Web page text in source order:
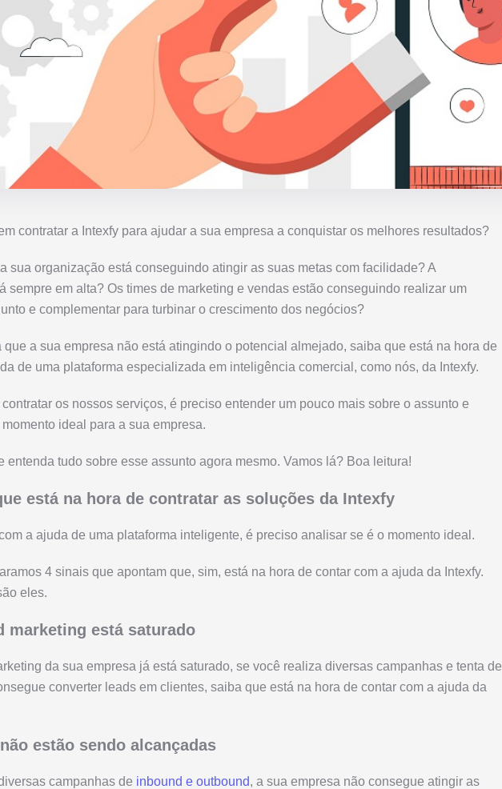
contratar a Intexfy para ajudar a sua empresa a conquistar os melhores resultados?
sua organização está conseguindo atingir as suas metas com facilidade? A
sempre em alta? Os times de marketing e vendas estão conseguindo realizar um
e complementar para turbinar o crescimento dos negócios?
que a sua empresa não está atingindo o potencial almejado, saiba que está na hora de
de uma plataforma especializada em inteligência comercial, como nós, da Intexfy.
contratar os nossos serviços, é preciso entender um pouco mais sobre o assunto e
ideal para a sua empresa.
entenda tudo sobre esse assunto agora mesmo. Vamos lá? Boa leitura!
está na hora de contratar as soluções da Intexfy
a ajuda de uma plataforma inteligente, é preciso analisar se é o momento ideal.
4 sinais que apontam que, sim, está na hora de contar com a ajuda da Intexfy.
eles.
marketing está saturado
da sua empresa já está saturado, se você realiza diversas campanhas e tenta de
converter leads em clientes, saiba que está na hora de contar com a ajuda da
estão sendo alcançadas
campanhas de inbound e outbound, a sua empresa não consegue atingir as